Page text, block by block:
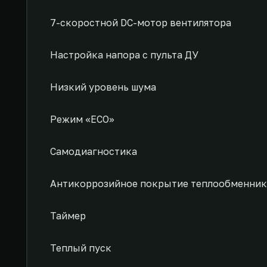
7-скоростной DC-мотор вентилятора
Настройка напора с пульта ДУ
Низкий уровень шума
Режим «ECO»
Самодиагностика
Антикоррозийное покрытие
Таймер
Теплый пуск